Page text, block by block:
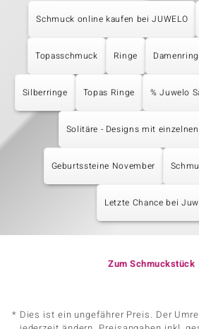
Schmuck online kaufen bei JUWELO
Topasschmuck Ringe
Silberringe Topas Ringe % Juwelo
Solitäre - Designs mit
Geburtssteine November
Letzte Chance bei
Zum Schmuckstück
* Dies ist ein ungefährer Preis. Der